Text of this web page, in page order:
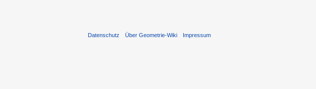
Datenschutz Über Geometrie-Wiki Impressum